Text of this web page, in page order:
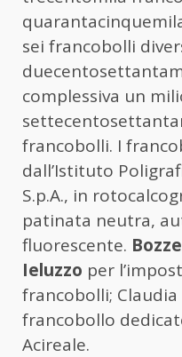
sei francobolli
complessiva un
francobolli. I
dall’Istituto
S.p.A., in
patinata neutra,
fluorescente.
Ieluzzo per
francobolli;
francobollo
Acireale.